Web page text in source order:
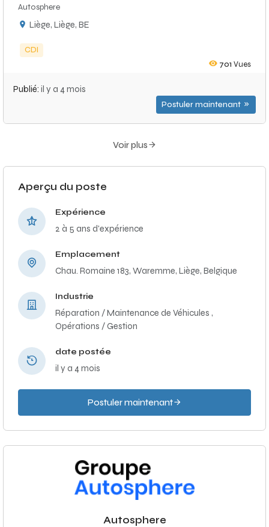
Autosphere
Liège, Liège, BE
CDI
701 Vues
Publié: il y a 4 mois
Postuler maintenant
Voir plus
Aperçu du poste
Expérience
2 à 5 ans d'expérience
Emplacement
Chau. Romaine 183, Waremme, Liège, Belgique
Industrie
Réparation / Maintenance de Véhicules ,
Opérations / Gestion
date postée
il y a 4 mois
Postuler maintenant
Autosphere